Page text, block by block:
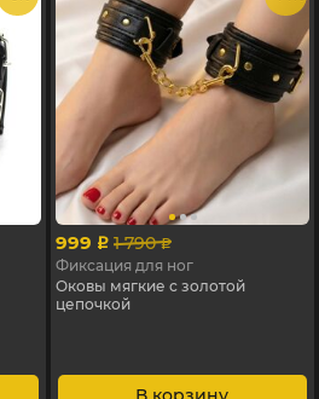
999 p 1 790 p
Фиксация для ног
Оковы мягкие с золотой
цепочкой